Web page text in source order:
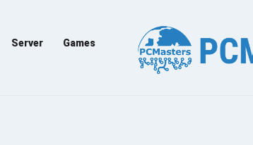
Server Games